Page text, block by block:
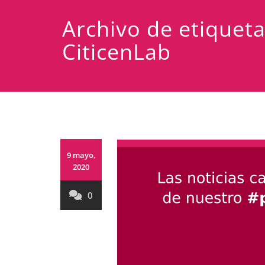
Archivo de
CiticenLab
9 mayo,
2020
0